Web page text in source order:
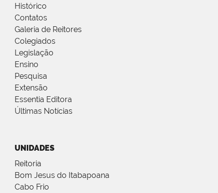
Histórico
Contatos
Galeria de Reitores
Colegiados
Legislação
Ensino
Pesquisa
Extensão
Essentia Editora
Últimas Notícias
UNIDADES
Reitoria
Bom Jesus do Itabapoana
Cabo Frio